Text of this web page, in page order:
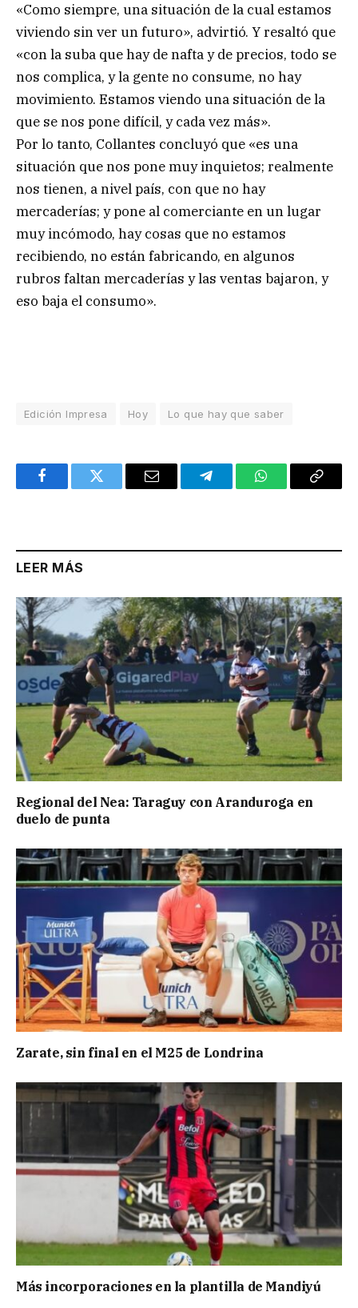
«Como siempre, una situación de la cual estamos
viviendo sin ver un futuro», advirtió. Y resaltó que
«con la suba que hay de nafta y de precios, todo se
nos complica, y la gente no consume, no hay
movimiento. Estamos viendo una situación de la
que se nos pone difícil, y cada vez más».
Por lo tanto, Collantes concluyó que «es una
situación que nos pone muy inquietos; realmente
nos tienen, a nivel país, con que no hay
mercaderías; y pone al comerciante en un lugar
muy incómodo, hay cosas que no estamos
recibiendo, no están fabricando, en algunos
rubros faltan mercaderías y las ventas bajaron, y
eso baja el consumo».
Edición Impresa Hoy Lo que hay que saber
FacebookTwitter Email TelegramWhatsAppCopy
LEER MÁS
Regional del Nea: Taraguy con Aranduroga en
duelo de punta
Zarate, sin final en el M25 de Londrina
Más incorporaciones en la plantilla de Mandiyú